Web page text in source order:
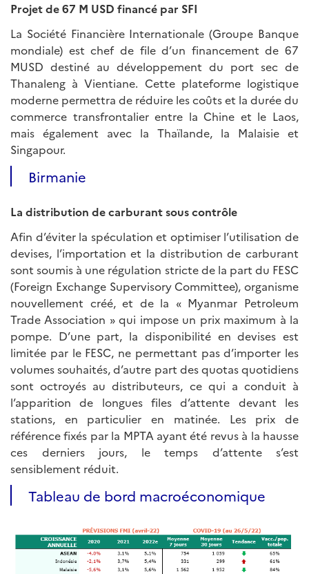
Projet de 67 M USD financé par SFI
La Société Financière Internationale (Groupe Banque
mondiale) est chef de file d’un financement de 67
MUSD destiné au développement du port sec de
Thanaleng à Vientiane. Cette plateforme logistique
moderne permettra de réduire les coûts et la durée du
commerce transfrontalier entre la Chine et le Laos,
mais également avec la Thaïlande, la Malaisie et
Singapour.
Birmanie
La distribution de carburant sous contrôle
Afin d’éviter la spéculation et optimiser l’utilisation de
devises, l’importation et la distribution de carburant
sont soumis à une régulation stricte de la part du FESC
(Foreign Exchange Supervisory Committee), organisme
nouvellement créé, et de la « Myanmar Petroleum
Trade Association » qui impose un prix maximum à la
pompe. D’une part, la disponibilité en devises est
limitée par le FESC, ne permettant pas d’importer les
volumes souhaités, d’autre part des quotas quotidiens
sont octroyés au distributeurs, ce qui a conduit à
l’apparition de longues files d’attente devant les
stations, en particulier en matinée. Les prix de
référence fixés par la MPTA ayant été revus à la hausse
ces derniers jours, le temps d’attente s’est
sensiblement réduit.
Tableau de bord macroéconomique